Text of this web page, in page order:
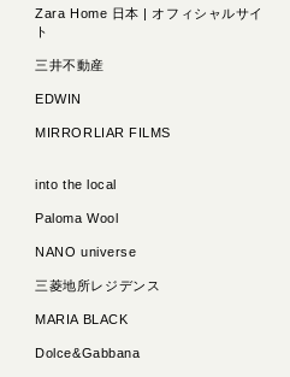
Zara Home 日本 | オフィシャルサイ
ト
三井不動産
EDWIN
MIRRORLIAR FILMS
into the local
Paloma Wool
NANO universe
三菱地所レジデンス
MARIA BLACK
Dolce&Gabbana